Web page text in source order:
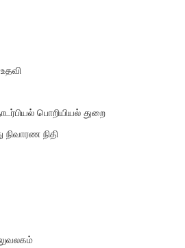
பொறியியல் துறை
நிதி